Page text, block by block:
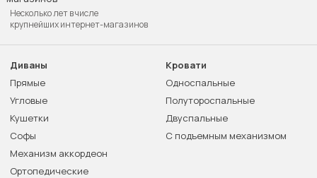
Несколько лет в числе
крупнейших интернет-магазинов
Диваны
Прямые
Угловые
Кушетки
Софы
Механизм аккордеон
Ортопедические
Кровати
Односпальные
Полутороспальные
Двуспальные
С подъемным механизмом